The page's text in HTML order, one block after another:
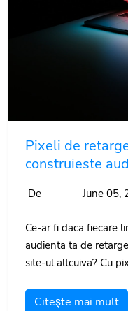
Pixeli de
construieste
De June 05,
Ce-ar fi daca fiecare
audienta ta de
site-ul altcuiva? Cu
Citeşte mai mult